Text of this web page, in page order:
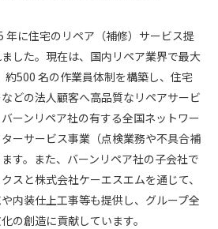
年に住宅のリペア（補修）サービス提
した。現在は、国内リペア業界で最大
約500 名の作業員体制を構築し、住宅
どの法人顧客へ高品質なリペアサービ
ーンリペア社の有する全国ネットワー
ーサービス事業（点検業務や不具合補
す。また、バーンリペア社の子会社で
スと株式会社ケーエスエムを通じて、
内装仕上工事等も提供し、グループ全
の創造に貢献しています。